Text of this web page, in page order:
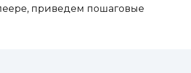
приведем пошаговые